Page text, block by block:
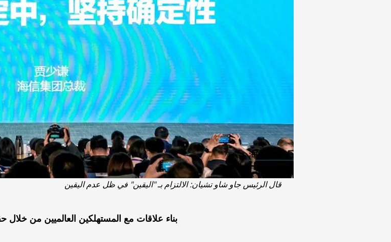
قال الرئيس جاو شاو تشيان: الالتزام بـ "اليقين" في ظل عدم اليقين
بناء علاقات مع المستهلكين العالميين من خلال